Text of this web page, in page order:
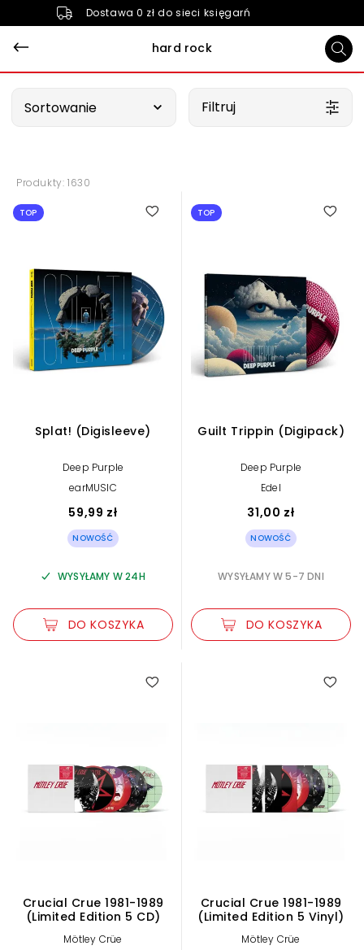
Dostawa 0 zł do sieci księgarń
hard rock
Sortowanie Filtruj
Produkty: 1630
TOP
Splat! (Digisleeve)
Deep Purple
earMUSIC
59,99 zł
NOWOŚĆ
WYSYŁAMY W 24H
DO KOSZYKA
TOP
Guilt Trippin (Digipack)
Deep Purple
Edel
31,00 zł
NOWOŚĆ
WYSYŁAMY W 5-7 DNI
DO KOSZYKA
Crucial Crue 1981-1989
(Limited Edition 5 CD)
Mötley Crüe
Crucial Crue 1981-1989
(Limited Edition 5 Vinyl)
Mötley Crüe